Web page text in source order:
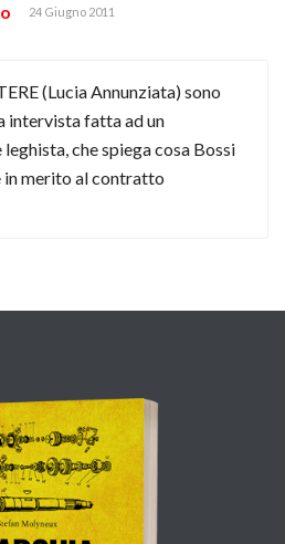
24 Giugno 2011
(Lucia Annunziata) sono
intervista fatta ad un
che spiega cosa Bossi
in merito al contratto